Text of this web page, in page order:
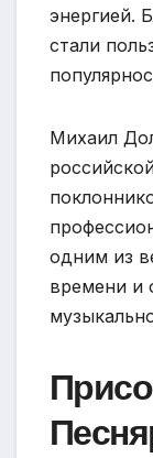
энергией.
стали
Михаил
одним из
времени и